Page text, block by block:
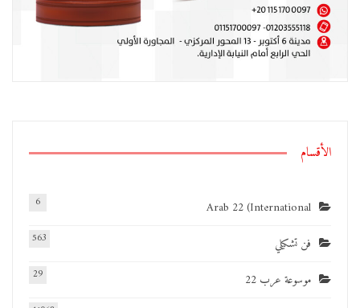
الأقسام
Arab 22 (International
6
فن تشكيلي 563
موسوعة عرب 22 29